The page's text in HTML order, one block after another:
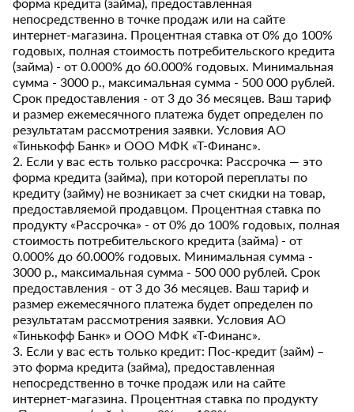
непосредственно в точке продаж или на сайте
интернет-магазина. Процентная ставка от 0% до 100%
годовых, полная стоимость потребительского кредита
(займа) - от 0.000% до 60.000% годовых. Минимальная
сумма - 3000 р., максимальная сумма - 500 000 рублей.
Срок предоставления - от 3 до 36 месяцев. Ваш тариф
и размер ежемесячного платежа будет определен по
результатам рассмотрения заявки. Условия АО
«Тинькофф Банк» и ООО МФК «Т-Финанс».
2. Если у вас есть только рассрочка: Рассрочка — это
форма кредита (займа), при которой переплаты по
кредиту (займу) не возникает за счет скидки на товар,
предоставляемой продавцом. Процентная ставка по
продукту «Рассрочка» - от 0% до 100% годовых, полная
стоимость потребительского кредита (займа) - от
0.000% до 60.000% годовых. Минимальная сумма -
3000 р., максимальная сумма - 500 000 рублей. Срок
предоставления - от 3 до 36 месяцев. Ваш тариф и
размер ежемесячного платежа будет определен по
результатам рассмотрения заявки. Условия АО
«Тинькофф Банк» и ООО МФК «Т-Финанс».
3. Если у вас есть только кредит: Пос-кредит (займ) –
это форма кредита (займа), предоставленная
непосредственно в точке продаж или на сайте
интернет-магазина. Процентная ставка по продукту